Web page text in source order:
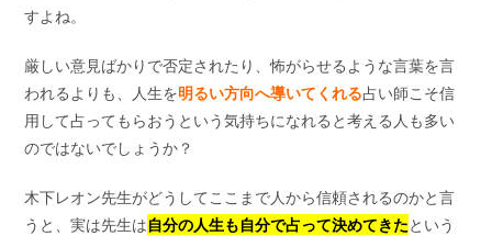
すよね。
厳しい意見ばかりで否定されたり、怖がらせるような言葉を言
われるよりも、人生を明るい方向へ導いてくれる占い師こそ信
用して占ってもらおうという気持ちになれると考える人も多い
のではないでしょうか？
木下レオン先生がどうしてここまで人から信頼されるのかと言
うと、実は先生は自分の人生も自分で占って決めてきたという